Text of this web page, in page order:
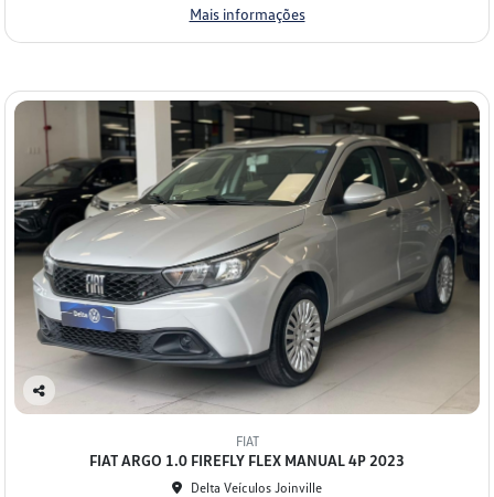
Mais informações
FIAT
FIAT ARGO 1.0 FIREFLY FLEX MANUAL 4P 2023
Delta Veículos Joinville